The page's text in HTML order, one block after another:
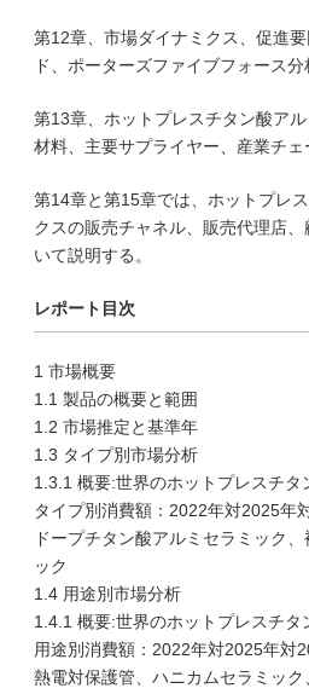
第12章、市場ダイナミクス、促進
ド、ポーターズファイブフォース分
第13章、ホットプレスチタン酸ア
材料、主要サプライヤー、産業チェ
第14章と第15章では、ホットプレ
クスの販売チャネル、販売代理店
いて説明する。
レポート目次
1 市場概要
1.1 製品の概要と範囲
1.2 市場推定と基準年
1.3 タイプ別市場分析
1.3.1 概要:世界のホットプレスチ
タイプ別消費額：2022年対2025年
ドープチタン酸アルミセラミック
ック
1.4 用途別市場分析
1.4.1 概要:世界のホットプレスチ
用途別消費額：2022年対2025年対
熱電対保護管、ハニカムセラミッ